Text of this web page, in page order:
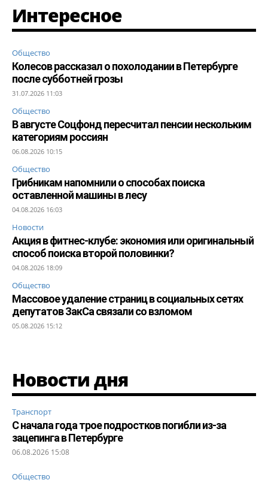
Интересное
Общество
Колесов рассказал о похолодании в Петербурге
после субботней грозы
31.07.2026 11:03
Общество
В августе Соцфонд пересчитал пенсии нескольким
категориям россиян
06.08.2026 10:15
Общество
Грибникам напомнили о способах поиска
оставленной машины в лесу
04.08.2026 16:03
Новости
Акция в фитнес-клубе: экономия или оригинальный
способ поиска второй половинки?
04.08.2026 18:09
Общество
Массовое удаление страниц в социальных сетях
депутатов ЗакСа связали со взломом
05.08.2026 15:12
Новости дня
Транспорт
С начала года трое подростков погибли из-за
зацепинга в Петербурге
06.08.2026 15:08
Общество